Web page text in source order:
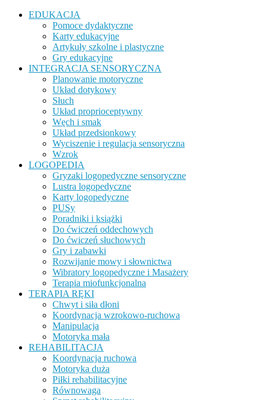
EDUKACJA
Pomoce dydaktyczne
Karty edukacyjne
Artykuły szkolne i plastyczne
Gry edukacyjne
INTEGRACJA SENSORYCZNA
Planowanie motoryczne
Układ dotykowy
Słuch
Układ proprioceptywny
Węch i smak
Układ przedsionkowy
Wyciszenie i regulacja sensoryczna
Wzrok
LOGOPEDIA
Gryzaki logopedyczne sensoryczne
Lustra logopedyczne
Karty logopedyczne
PUSy
Poradniki i książki
Do ćwiczeń oddechowych
Do ćwiczeń słuchowych
Gry i zabawki
Rozwijanie mowy i słownictwa
Wibratory logopedyczne i Masażery
Terapia miofunkcjonalna
TERAPIA RĘKI
Chwyt i siła dłoni
Koordynacja wzrokowo-ruchowa
Manipulacja
Motoryka mała
REHABILITACJA
Koordynacja ruchowa
Motoryka duża
Piłki rehabilitacyjne
Równowaga